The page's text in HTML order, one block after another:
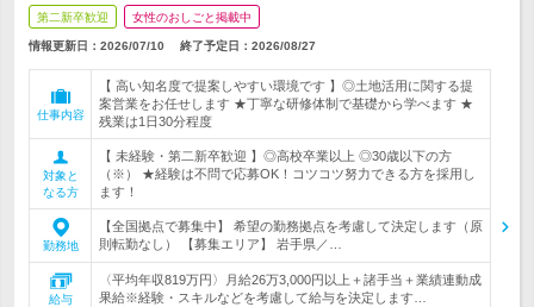
第二新卒歓迎 女性のおしごと掲載中
情報更新日：2026/07/10 終了予定日： 2026/08/27
仕事内容
【 高い知名度で提案しやすい環境です 】◎土地活用に関する提
案営業をお任せします ★丁寧な研修体制で基礎から学べます ★
残業は1日30分程度
対象と
なる方
【 未経験・第二新卒歓迎 】◎高校卒業以上 ◎30歳以下の方
（※） ★経験は不問で応募OK！コツコツ努力できる方を採用し
ます！
勤務地
【全国拠点で募集中】 希望の勤務拠点を考慮して決定します（原
則転勤なし） 【募集エリア】 岩手県／…
給与
〈平均年収819万円〉月給26万3,000円以上＋諸手当＋業績連動成
果給※経験・スキルなどを考慮して給与を決定します…